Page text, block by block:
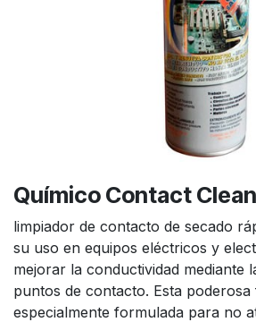
Químico Contact
limpiador de contacto de secado
su uso en equipos eléctricos y
mejorar la conductividad mediante
puntos de contacto. Esta
especialmente formulada para no